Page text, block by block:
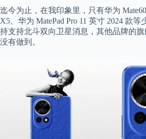
迄今为止，在我印象里，只有华为
X5、华为 MatePad Pro 11 英寸 2024 款等
持支持北斗双向卫星消息，其他品牌的
没有做到。